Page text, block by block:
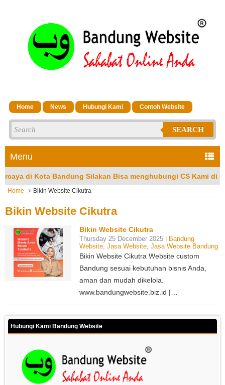
Home News Hubungi Kami Contoh Website
SEARCH
Menu
Silakan Bisa menghubungi CS Kami di No Hp/Wa:
Home Bikin Website Cikutra
Bikin Website Cikutra
Bikin Website Cikutra
Thursday 25 December 2025 |
Bandung
Website, Jasa Website, Jasa Website Bandung
Bikin Website Cikutra Website custom
Bandung sesuai kebutuhan bisnis Anda,
aman dan mudah dikelola.
www.bandungwebsite.biz.id |…
Hubungi Kami Bandung Website